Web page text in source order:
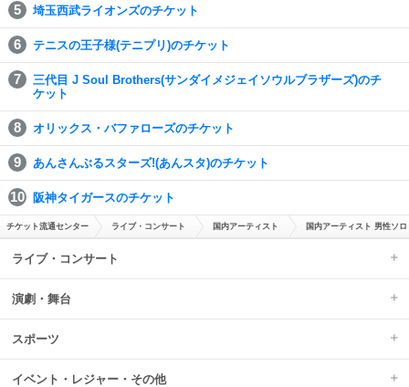
埼玉西武ライオンズのチケット
テニスの王子様(テニプリ)のチケット
三代目 J Soul Brothers(サンダイメジェイソウルブラザーズ)のチ
ケット
オリックス・バファローズのチケット
あんさんぶるスターズ!(あんスタ)のチケット
阪神タイガースのチケット
チケット流通センター ライブ・コンサート 国内アーティスト 国内アーティスト 男性ソロ
ライブ・コンサート
演劇・舞台
スポーツ
イベント・レジャー・その他